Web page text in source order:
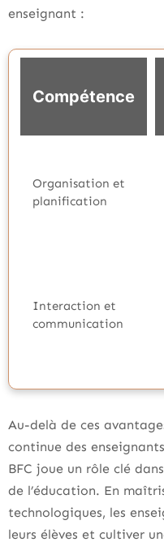
enseignant :
Compétence
Organisation et
planification
Interaction et
communication
Au-delà de ces
continue des
BFC joue un rôle clé
de l’éducation. En
technologiques, les
leurs élèves et cultiver